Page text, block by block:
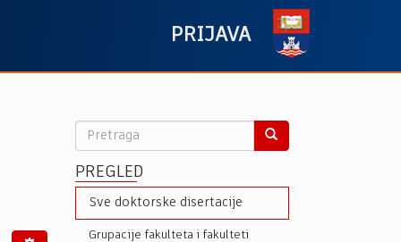
PRIJAVA
PREGLED
Sve doktorske disertacije
Grupacije fakulteta i fakulteti